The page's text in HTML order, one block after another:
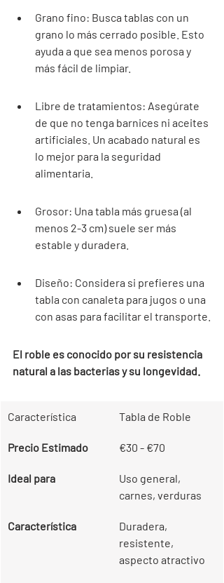
Grano fino: Busca tablas con un
grano lo más cerrado posible. Esto
ayuda a que sea menos porosa y
más fácil de limpiar.
Libre de tratamientos: Asegúrate
de que no tenga barnices ni aceites
artificiales. Un acabado natural es
lo mejor para la seguridad
alimentaria.
Grosor: Una tabla más gruesa (al
menos 2-3 cm) suele ser más
estable y duradera.
Diseño: Considera si prefieres una
tabla con canaleta para jugos o una
con asas para facilitar el transporte.
El roble es conocido por su resistencia
natural a las bacterias y su longevidad.
Característica Tabla de Roble
Precio Estimado €30 - €70
Ideal para
Uso general,
carnes, verduras
Característica
Duradera,
resistente,
aspecto atractivo